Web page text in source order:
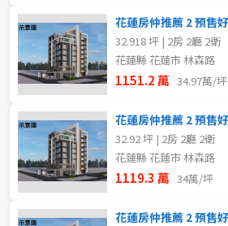
32.918 坪 | 2房 2廳 2衛
花蓮縣 花蓮市 林森路
1151.2 萬 34.97萬/坪
32.92 坪 | 2房 2廳 2衛
花蓮縣 花蓮市 林森路
1119.3 萬 34萬/坪